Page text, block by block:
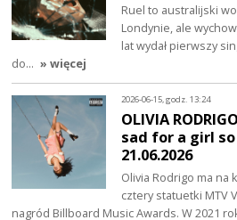
Ruel to australijski
Londynie, ale
lat wydał pierwszy
do… » więcej
2026-06-15, godz. 13:24
OLIVIA
sad for a girl so
21.06.2026
Olivia Rodrigo ma na
cztery statuetki MTV
nagród Billboard Music Awards. W 2021